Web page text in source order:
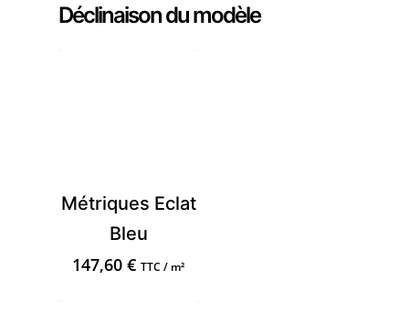
Déclinaison du modèle
Métriques Eclat
Bleu
147,60€ TTC / m²